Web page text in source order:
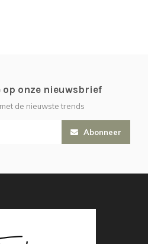
onze nieuwsbrief
de nieuwste trends
Abonneer